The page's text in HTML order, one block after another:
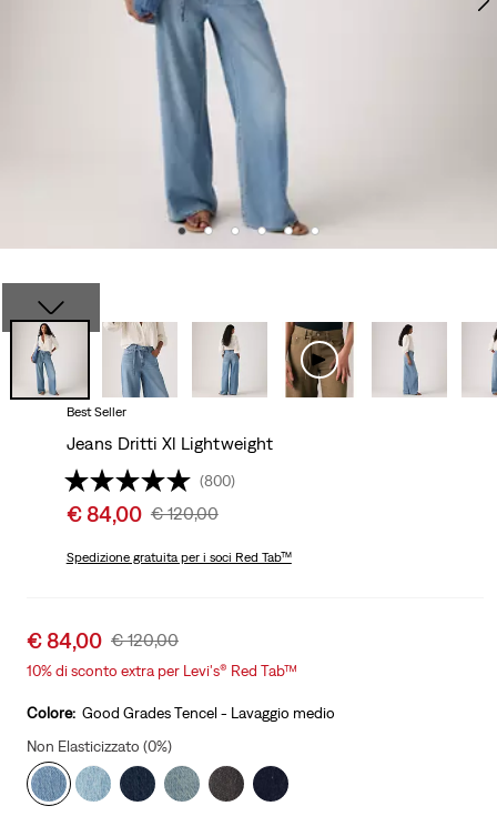
Best Seller
Jeans Dritti Xl Lightweight
(800)
Sale
is
€ 84,00 Original
Was
€ 120,00
Spedizione gratuitaper i soci Red Tab™
Sale
price
€ 84,00 Original
Price
€ 120,00
10% di sconto extra per Levi's® Red Tab™
Colore: Good Grades Tencel - Lavaggio medio
Non Elasticizzato (0%)